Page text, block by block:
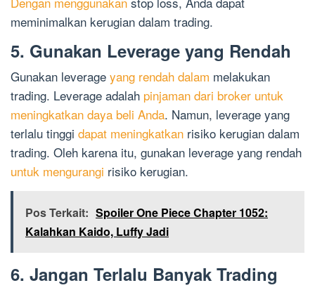
meminimalkan kerugian dalam trading.
5. Gunakan Leverage yang Rendah
Gunakan leverage yang rendah dalam melakukan
trading. Leverage adalah pinjaman dari broker untuk
meningkatkan daya beli Anda. Namun, leverage yang
terlalu tinggi dapat meningkatkan risiko kerugian dalam
trading. Oleh karena itu, gunakan leverage yang rendah
untuk mengurangi risiko kerugian.
Pos Terkait: Spoiler One Piece Chapter 1052:
Kalahkan Kaido, Luffy Jadi
6. Jangan Terlalu Banyak Trading